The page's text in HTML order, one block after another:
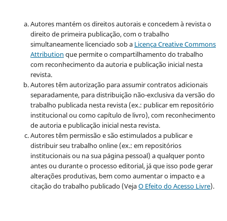
Autores mantém os direitos autorais e concedem à revista o
direito de primeira publicação, com o trabalho
simultaneamente licenciado sob a Licença Creative Commons
Attribution que permite o compartilhamento do trabalho
com reconhecimento da autoria e publicação inicial nesta
revista.
Autores têm autorização para assumir contratos adicionais
separadamente, para distribuição não-exclusiva da versão do
trabalho publicada nesta revista (ex.: publicar em repositório
institucional ou como capítulo de livro), com reconhecimento
de autoria e publicação inicial nesta revista.
Autores têm permissão e são estimulados a publicar e
distribuir seu trabalho online (ex.: em repositórios
institucionais ou na sua página pessoal) a qualquer ponto
antes ou durante o processo editorial, já que isso pode gerar
alterações produtivas, bem como aumentar o impacto e a
citação do trabalho publicado (VejaO Efeito do Acesso Livre).